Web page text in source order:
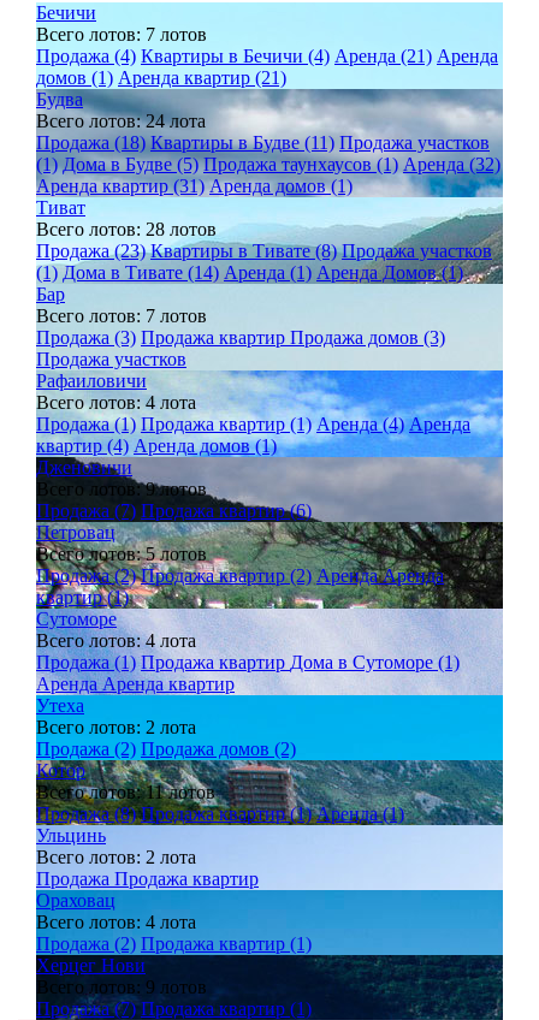
Бечичи
Всего лотов: 7 лотов
Продажа (4) Квартиры в Бечичи (4) Аренда (21) Аренда
домов (1) Аренда квартир (21)
Будва
Всего лотов: 24 лота
Продажа (18) Квартиры в Будве (11) Продажа участков
(1) Дома в Будве (5) Продажа таунхаусов (1) Аренда (32)
Аренда квартир (31) Аренда домов (1)
Тиват
Всего лотов: 28 лотов
Продажа (23) Квартиры в Тивате (8) Продажа участков
(1) Дома в Тивате (14) Аренда (1) Аренда Домов (1)
Бар
Всего лотов: 7 лотов
Продажа (3) Продажа квартир Продажа домов (3)
Продажа участков
Рафаиловичи
Всего лотов: 4 лота
Продажа (1) Продажа квартир (1) Аренда (4) Аренда
квартир (4) Аренда домов (1)
Дженовичи
Всего лотов: 9 лотов
Продажа (7) Продажа квартир (6)
Петровац
Всего лотов: 5 лотов
Продажа (2) Продажа квартир (2) АрендаАренда
квартир (1)
Сутоморе
Всего лотов: 4 лота
Продажа (1) Продажа квартир Дома в Сутоморе (1)
АрендаАренда квартир
Утеха
Всего лотов: 2 лота
Продажа (2) Продажа домов (2)
Котор
Всего лотов: 11 лотов
Продажа (8) Продажа квартир (1) Аренда (1)
Ульцинь
Всего лотов: 2 лота
Продажа Продажа квартир
Ораховац
Всего лотов: 4 лота
Продажа (2) Продажа квартир (1)
Херцег Нови
Всего лотов: 9 лотов
Продажа (7) Продажа квартир (1)